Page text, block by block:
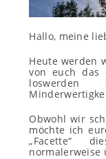
Hallo, meine
Heute werden
von euch das
loswerden
Obwohl wir
möchte ich
„Facette“
normalerweise